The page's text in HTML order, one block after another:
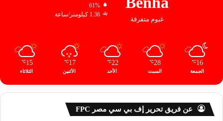
غيوم متفرقة
61%
1.36 كيلومتر/ساعة
16
℃
الجمعة
28
℃
السبت
22
℃
الأحد
17
℃
الأثنين
15
℃
الثلاثاء
عن فريق تحرير إف بي سي مصر FPC